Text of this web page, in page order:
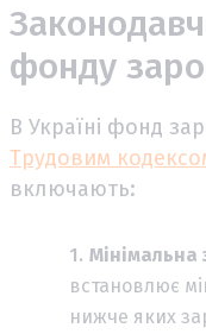
фонду
В Україні фонд
Трудовим
включають:
Мінімальна
встановлює
нижче яких